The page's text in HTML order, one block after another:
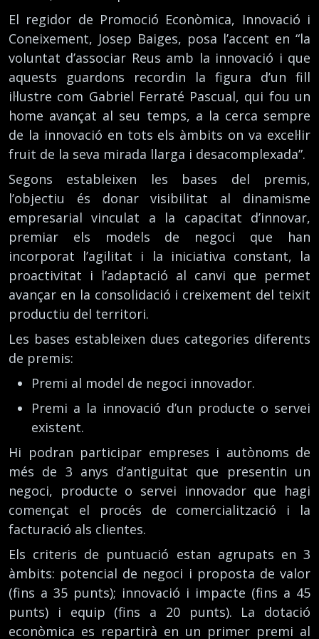
El regidor de Promoció Econòmica, Innovació i
Coneixement, Josep Baiges, posa l’accent en “la
voluntat d’associar Reus amb la innovació i que
aquests guardons recordin la figura d’un fill
il·lustre com Gabriel Ferraté Pascual, qui fou un
home avançat al seu temps, a la cerca sempre
de la innovació en tots els àmbits on va excel·lir
fruit de la seva mirada llarga i desacomplexada”.
Segons estableixen les bases del premis,
l’objectiu és donar visibilitat al dinamisme
empresarial vinculat a la capacitat d’innovar,
premiar els models de negoci que han
incorporat l’agilitat i la iniciativa constant, la
proactivitat i l’adaptació al canvi que permet
avançar en la consolidació i creixement del teixit
productiu del territori.
Les bases estableixen dues categories diferents
de premis:
Premi al model de negoci innovador.
Premi a la innovació d’un producte o servei
existent.
Hi podran participar empreses i autònoms de
més de 3 anys d’antiguitat que presentin un
negoci, producte o servei innovador que hagi
començat el procés de comercialització i la
facturació als clientes.
Els criteris de puntuació estan agrupats en 3
àmbits: potencial de negoci i proposta de valor
(fins a 35 punts); innovació i impacte (fins a 45
punts) i equip (fins a 20 punts). La dotació
econòmica es repartirà en un primer premi al